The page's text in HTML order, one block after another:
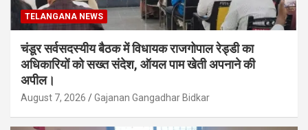
TELANGANA NEWS
चंडूर सर्वसदस्यीय बैठक में विधायक राजगोपाल रेड्डी का
अधिकारियों को सख्त संदेश, ऑयल पाम खेती अपनाने की
अपील।
August 7, 2026 Gajanan Gangadhar Bidkar